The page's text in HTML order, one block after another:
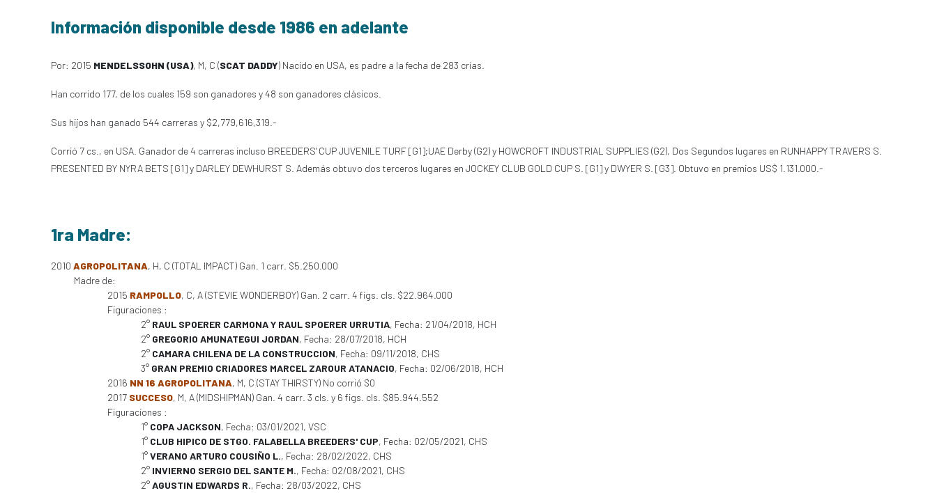
Información disponible desde 1986 en adelante
Por: 2015 MENDELSSOHN (USA), M, C (SCAT DADDY) Nacido en USA, es padre a la fecha de 283 crías.
Han corrido 177, de los cuales 159 son ganadores y 48 son ganadores clásicos.
Sus hijos han ganado 544 carreras y $2,779,616,319.-
Corrió 7 cs., en USA. Ganador de 4 carreras incluso BREEDERS' CUP JUVENILE TURF [G1];UAE Derby (G2) y HOWCROFT INDUSTRIAL SUPPLIES (G2), Dos Segundos lugares en RUNHAPPY TRAVERS S.
PRESENTED BY NYRA BETS [G1] y DARLEY DEWHURST S. Además obtuvo dos terceros lugares en JOCKEY CLUB GOLD CUP S. [G1] y DWYER S. [G3]. Obtuvo en premios US$ 1.131.000.-
1ra Madre:
2010 AGROPOLITANA, H, C (TOTAL IMPACT) Gan. 1 carr. $5.250.000
Madre de:
2015 RAMPOLLO, C, A (STEVIE WONDERBOY) Gan. 2 carr. 4 figs. cls. $22.964.000
Figuraciones :
2° RAUL SPOERER CARMONA Y RAUL SPOERER URRUTIA, Fecha: 21/04/2018, HCH
2° GREGORIO AMUNATEGUI JORDAN, Fecha: 28/07/2018, HCH
2° CAMARA CHILENA DE LA CONSTRUCCION, Fecha: 09/11/2018, CHS
3° GRAN PREMIO CRIADORES MARCEL ZAROUR ATANACIO, Fecha: 02/06/2018, HCH
2016 NN 16 AGROPOLITANA, M, C (STAY THIRSTY) No corrió $0
2017 SUCCESO, M, A (MIDSHIPMAN) Gan. 4 carr. 3 cls. y 6 figs. cls. $85.944.552
Figuraciones :
1° COPA JACKSON, Fecha: 03/01/2021, VSC
1° CLUB HIPICO DE STGO. FALABELLA BREEDERS' CUP, Fecha: 02/05/2021, CHS
1°VERANO ARTURO COUSIÑO L., Fecha: 28/02/2022, CHS
2° INVIERNO SERGIO DEL SANTE M., Fecha: 02/08/2021, CHS
2°AGUSTIN EDWARDS R., Fecha: 28/03/2022, CHS